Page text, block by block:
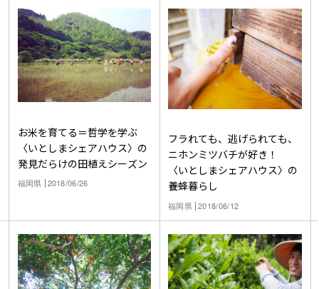
お米を育てる＝哲学を学ぶ
〈いとしまシェアハウス〉の
発見だらけの田植えシーズン
福岡県 2018/06/26
フラれても、逃げられても、
ニホンミツバチが好き！
〈いとしまシェアハウス〉の
養蜂暮らし
福岡県 2018/06/12